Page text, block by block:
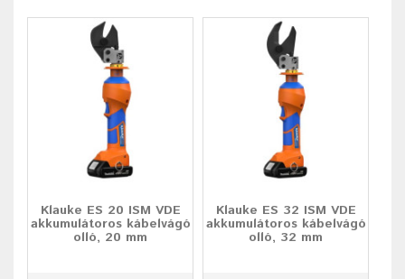
Klauke ES 20 ISM VDE
akkumulátoros kábelvágó
olló, 20 mm
Klauke ES 32 ISM VDE
akkumulátoros kábelvágó
olló, 32 mm